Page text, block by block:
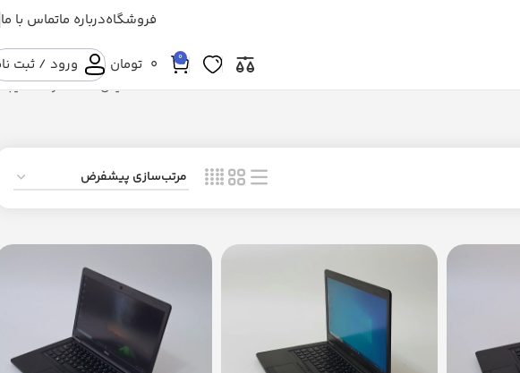
فروشگاهدرباره ماتماس با ما
0 ۰ تومان ورود / ثبت
نمایش 13–24 از 39 نتیجه